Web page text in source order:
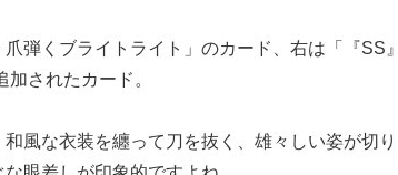
弾くブライトライト」のカード、右は「『SS』
されたカード。
風な衣装を纏って刀を抜く、雄々しい姿が切り